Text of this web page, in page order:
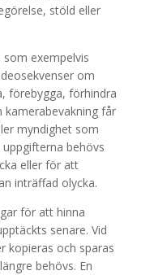
stöld eller
exempelvis
om
förebygga, förhindra
kamerabevakning får
myndighet som
behövs
eller för att
inträffad olycka.
för att hinna
senare. Vid
kopieras och sparas
behövs. En